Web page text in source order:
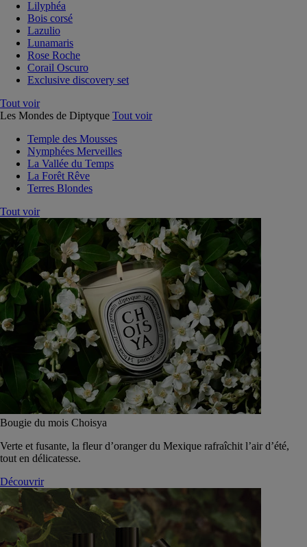
Lilyphéa
Bois corsé
Lazulio
Lunamaris
Rose Roche
Corail Oscuro
Exclusive discovery set
Tout voir
Les Mondes de Diptyque Tout voir
Temple des Mousses
Nymphées Merveilles
La Vallée du Temps
La Forêt Rêve
Terres Blondes
Tout voir
Bougie du mois Choisya
Verte et fusante, la fleur d’oranger du Mexique rafraîchit l’air d’été,
tout en délicatesse.
Découvrir